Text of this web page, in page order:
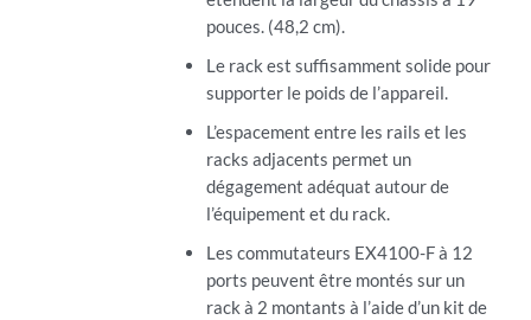
pouces. (48,2 cm).
Le rack est suffisamment solide pour
supporter le poids de l’appareil.
L’espacement entre les rails et les
racks adjacents permet un
dégagement adéquat autour de
l’équipement et du rack.
Les commutateurs EX4100-F à 12
ports peuvent être montés sur un
rack à 2 montants à l’aide d’un kit de